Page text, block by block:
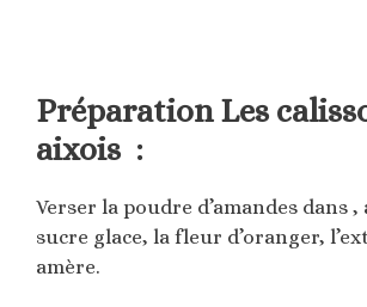
Préparation Les
aixois :
Verser la poudre d’amandes dans
sucre glace, la fleur d’oranger,
amère.